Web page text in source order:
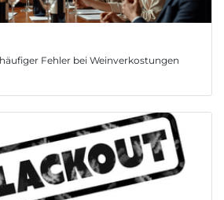
Fehler bei Weinverkostungen